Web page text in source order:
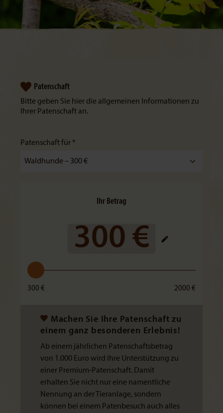
Patenschaft
Bitte geben Sie hier die allgemeinen Informationen zu
Ihrer Patenschaft an.
Patenschaft für *
Ihr Betrag
300 €
300 € 2000 €
Machen Sie Ihre Patenschaft zu
einem ganz besonderen Erlebnis!
Ab einem jährlichen Patenschaftsbetrag
von 1.000 Euro wird Ihre Unterstützung zu
einer Premium-Patenschaft. Damit
erhalten Sie nicht nur eine namentliche
Nennung an der Tieranlage, sondern
können bei einem Patenbesuch auch alles